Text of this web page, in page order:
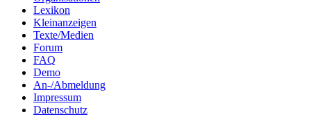
Lexikon
Kleinanzeigen
Texte/Medien
Forum
FAQ
Demo
An-/Abmeldung
Impressum
Datenschutz